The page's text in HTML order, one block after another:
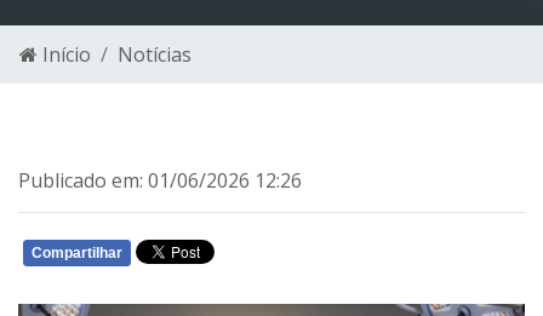
Início Notícias
Publicado em: 01/06/2026 12:26
Compartilhar